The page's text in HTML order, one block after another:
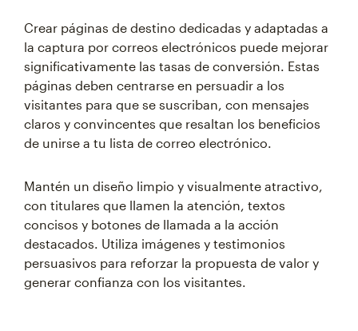
Crear páginas de destino dedicadas y adaptadas a
la captura por correos electrónicos puede mejorar
significativamente las tasas de conversión. Estas
páginas deben centrarse en persuadir a los
visitantes para que se suscriban, con mensajes
claros y convincentes que resaltan los beneficios
de unirse a tu lista de correo electrónico.
Mantén un diseño limpio y visualmente atractivo,
con titulares que llamen la atención, textos
concisos y botones de llamada a la acción
destacados. Utiliza imágenes y testimonios
persuasivos para reforzar la propuesta de valor y
generar confianza con los visitantes.